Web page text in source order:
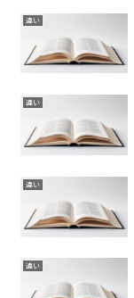
違い
違い
違い
違い